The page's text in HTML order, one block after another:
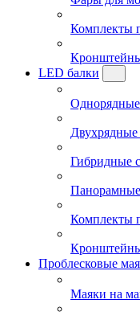
Комплекты
LED балки
Однорядные
Двухрядные
Гибридные
Панорамные
Комплекты
Проблесковые
Маяки на